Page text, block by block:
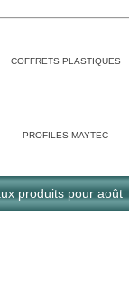
COFFRETS PLASTIQUES
PROFILES MAYTEC
produits pour août